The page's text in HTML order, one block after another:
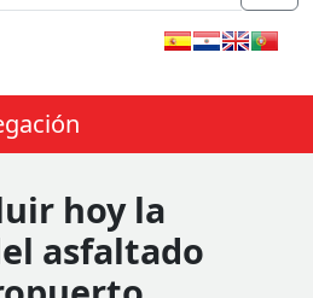
hoy la
asfaltado